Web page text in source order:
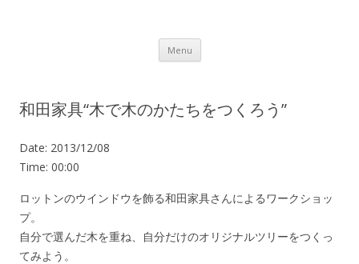
Menu Skip to content
和田家具“木で木のかたちをつくろう”
Date: 2013/12/08
Time: 00:00
ロットンのウインドウを飾る和田家具さんによるワークショッ
プ。
自分で選んだ木を重ね、自分だけのオリジナルツリーをつくっ
てみよう。